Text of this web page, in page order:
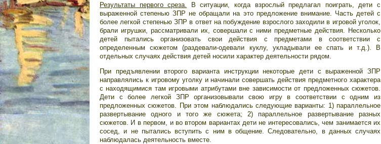
Результаты первого среза.
В ситуации, когда взрослый предлагал поиграть, дети с
выраженной степенью ЗПР не обращали на это предложение внимание. Часть детей с
более легкой степенью ЗПР в ответ на побуждение взрослого заходили в игровой уголок,
брали игрушки, рассматривали их, совершали с ними предметные действия. Несколько
детей пытались организовать свои действия с предметами в соответствии с
определенным сюжетом (раздевали-одевали куклу, укладывали ее спать и т.д.). В
отдельных случаях действия детей носили характер деятельности рядом.
При предъявлении второго варианта инструкции некоторые дети с выраженной ЗПР
направлялись к игровому уголку и начинали совершать действия предметного характера
с находящимися там игровыми атрибутами вне зависимости от предложенных сюжетов.
Дети с более легкой ЗПР организовывали свою игру в соответствии с одним из
предложенных сюжетов. При этом наблюдались следующие варианты: 1) параллельное
развертывание одного и того же сюжета; 2) параллельное развертывание разных
сюжетов. И в первом, и во втором вариантах дети не интересовались, чем занимается их
сосед, и не пытались вступить с ним в общение. Следовательно, в данных случаях
наблюдалась деятельность вместе.